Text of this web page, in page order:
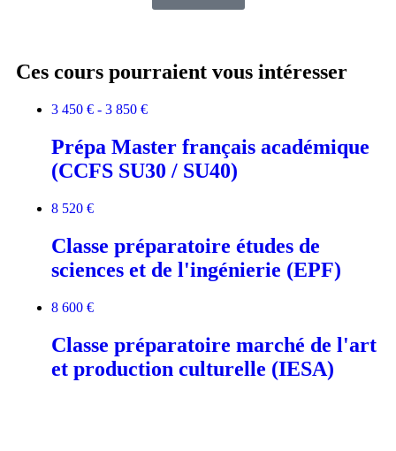
Ces cours pourraient vous intéresser
3 450 € - 3 850 €
Prépa Master français académique
(CCFS SU30 / SU40)
8 520 €
Classe préparatoire études de
sciences et de l'ingénierie (EPF)
8 600 €
Classe préparatoire marché de l'art
et production culturelle (IESA)